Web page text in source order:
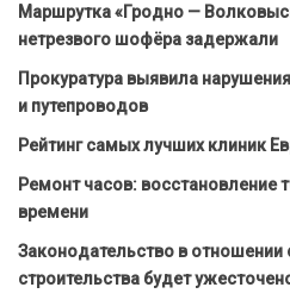
Маршрутка «Гродно —
нетрезвого шофёра задержали
Прокуратура выявила
и путепроводов
Рейтинг самых лучших клиник
Ремонт часов: восстановление
времени
Законодательство в
строительства будет